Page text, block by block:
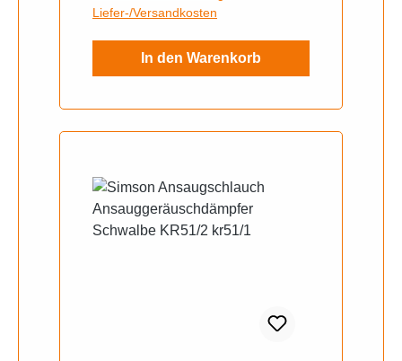
Liefer-/Versandkosten
In den Warenkorb